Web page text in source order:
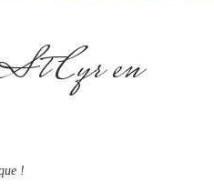
Cyr en
!